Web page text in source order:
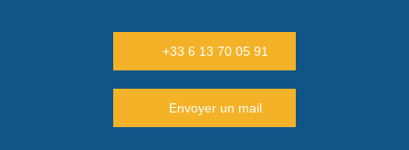
+33 6 13 70 05 91
Envoyer un mail